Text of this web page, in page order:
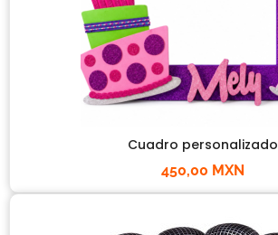
Cuadro personalizado
450,00 MXN